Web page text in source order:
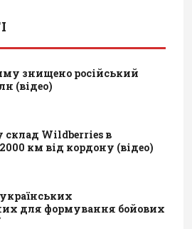
знищено російський
(відео)
Wildberries в
км від кордону (відео)
для формування бойових